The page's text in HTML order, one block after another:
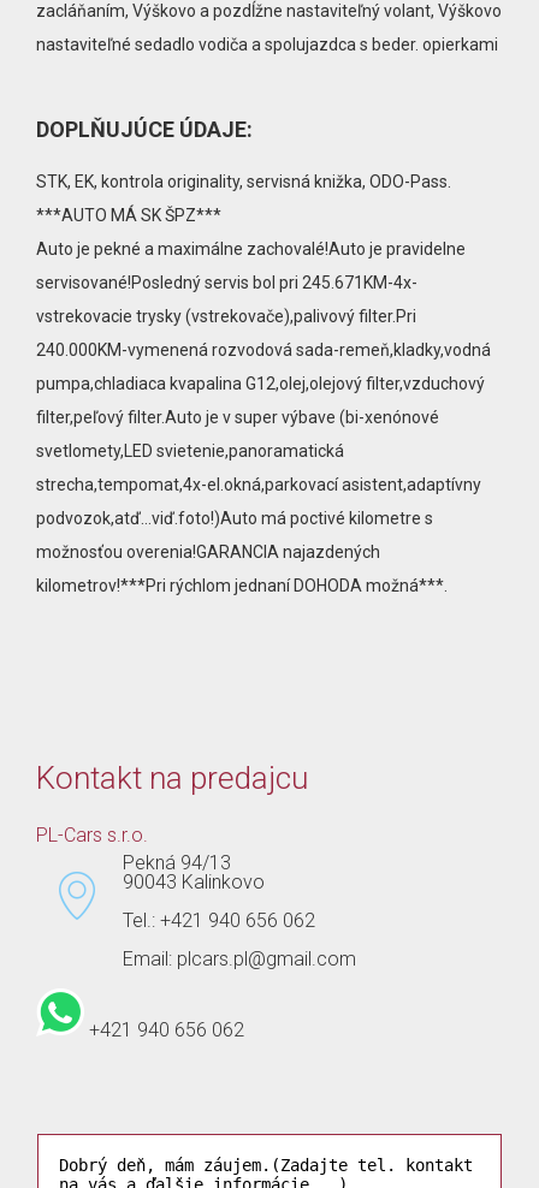
zacláňaním, Výškovo a pozdĺžne nastaviteľný volant, Výškovo
nastaviteľné sedadlo vodiča a spolujazdca s beder. opierkami
DOPLŇUJÚCE ÚDAJE:
STK, EK, kontrola originality, servisná knižka, ODO-Pass.
***AUTO MÁ SK ŠPZ***
Auto je pekné a maximálne zachovalé!Auto je pravidelne
servisované!Posledný servis bol pri 245.671KM-4x-
vstrekovacie trysky (vstrekovače),palivový filter.Pri
240.000KM-vymenená rozvodová sada-remeň,kladky,vodná
pumpa,chladiaca kvapalina G12,olej,olejový filter,vzduchový
filter,peľový filter.Auto je v super výbave (bi-xenónové
svetlomety,LED svietenie,panoramatická
strecha,tempomat,4x-el.okná,parkovací asistent,adaptívny
podvozok,atď...viď.foto!)Auto má poctivé kilometre s
možnosťou overenia!GARANCIA najazdených
kilometrov!***Pri rýchlom jednaní DOHODA možná***.
Kontakt na predajcu
PL-Cars s.r.o.
Pekná 94/13
90043 Kalinkovo
Tel.: +421 940 656 062
Email: plcars.pl@gmail.com
+421 940 656 062